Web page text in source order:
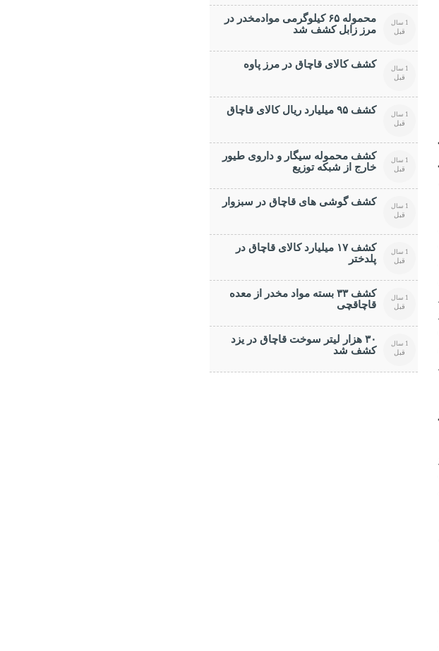
محموله ۶۵ كيلوگرمی موادمخدر در
مرز زابل کشف شد
1 سال
قبل
کشف کالای قاچاق در مرز پاوه 1 سال
قبل
کشف ۹۵ ميليارد ريال کالای قاچاق 1 سال
قبل
کشف محموله سيگار و داروی طيور
خارج از شبکه توزيع
1 سال
قبل
کشف گوشی های قاچاق در سبزوار 1 سال
قبل
کشف ۱۷ ميليارد کالای قاچاق در
پلدختر
1 سال
قبل
کشف ۳۳ بسته مواد مخدر از معده
قاچاقچی
1 سال
قبل
۳۰ هزار ليتر سوخت قاچاق در يزد
کشف شد
1 سال
قبل